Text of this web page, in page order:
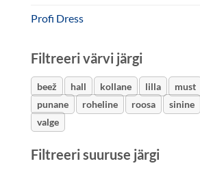
Profi Dress
Filtreeri värvi järgi
beež hall kollane lilla
must
punane
roheline roosa
sinine
valge
Filtreeri suuruse järgi